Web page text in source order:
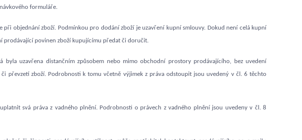
formuláře.
při objednání zboží. Podmínkou pro dodání zboží je uzavření kupní smlouvy. Dokud není celá kupní
prodávající povinen zboží kupujícímu předat či doručit.
byla uzavřena distančním způsobem nebo mimo obchodní prostory prodávajícího, bez uvedení
převzetí zboží. Podrobnosti k tomu včetně výjimek z práva odstoupit jsou uvedený v čl. 6 těchto
svá práva z vadného plnění. Podrobnosti o právech z vadného plnění jsou uvedeny v čl. 8